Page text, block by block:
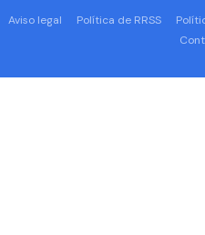
Aviso legal Política de RRSS